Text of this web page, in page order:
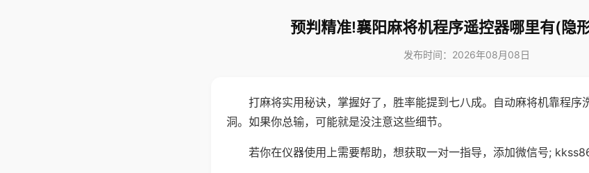
预判精准!襄阳麻将机程序遥控器哪里有(隐
发布时间：2026年08月08日
打麻将实用秘诀，掌握好了，胜率能提到七八成。自动麻将机靠程序
洞。如果你总输，可能就是没注意这些细节。
若你在仪器使用上需要帮助，想获取一对一指导，添加微信号;